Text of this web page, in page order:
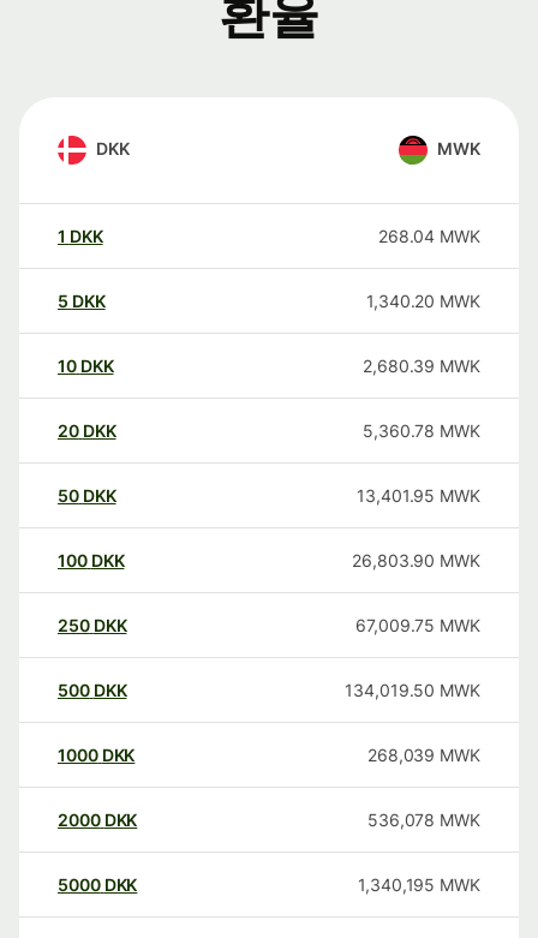
환율
DKK MWK
1 DKK 268.04 MWK
5 DKK 1,340.20 MWK
10 DKK 2,680.39 MWK
20 DKK 5,360.78 MWK
50 DKK 13,401.95 MWK
100 DKK 26,803.90 MWK
250 DKK 67,009.75 MWK
500 DKK 134,019.50 MWK
1000 DKK 268,039 MWK
2000 DKK 536,078 MWK
5000 DKK 1,340,195 MWK